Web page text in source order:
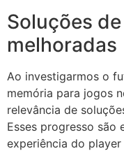
Soluções
melhoradas
Ao investigarmos o
memória para jogos
relevância de
Esses progresso são
experiência do